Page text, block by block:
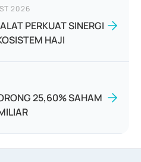
2026
PERKUAT SINERGI
HAJI
25,60% SAHAM